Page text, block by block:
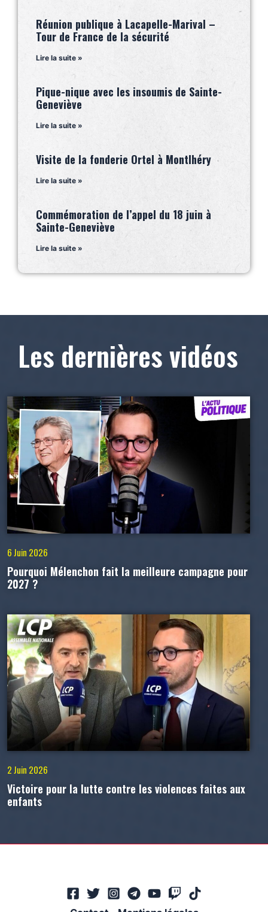
Réunion publique à Lacapelle-Marival –
Tour de France de la sécurité
Lire la suite »
Pique-nique avec les insoumis de Sainte-
Geneviève
Lire la suite »
Visite de la fonderie Ortel à Montlhéry
Lire la suite »
Commémoration de l’appel du 18 juin à
Sainte-Geneviève
Lire la suite »
Les dernières vidéos
6 Juin 2026
Pourquoi Mélenchon fait la meilleure campagne pour
2027 ?
2 Juin 2026
Victoire pour la lutte contre les violences faites aux
enfants